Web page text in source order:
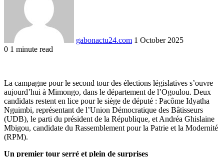
gabonactu24.com 1 October 2025
0 1 minute read
La campagne pour le second tour des élections législatives s’ouvre
aujourd’hui à Mimongo, dans le département de l’Ogoulou. Deux
candidats restent en lice pour le siège de député : Pacôme Idyatha
Nguimbi, représentant de l’Union Démocratique des Bâtisseurs
(UDB), le parti du président de la République, et Andréa Ghislaine
Mbigou, candidate du Rassemblement pour la Patrie et la Modernité
(RPM).
Un premier tour serré et plein de surprises